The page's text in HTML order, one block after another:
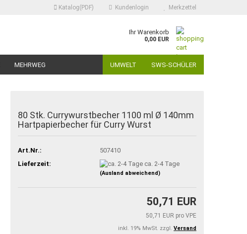
Katalog(PDF) Kundenlogin Merkzettel
Ihr Warenkorb
0,00 EUR
MEHRWEG UMWELT SWS-SCHÜLER
80 Stk. Currywurstbecher 1100 ml Ø 140mm
Hartpapierbecher für Curry Wurst
Art.Nr.:
507410
Lieferzeit:
ca. 2-4 Tage
(Ausland abweichend)
50,71 EUR
50,71 EUR pro VPE
inkl. 19% MwSt. zzgl. Versand